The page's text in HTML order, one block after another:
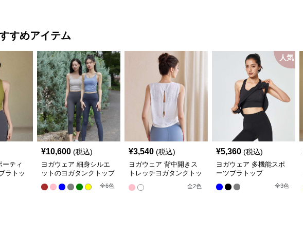
すめアイテム
ーティ
ラトッ
¥10,600 (税込)
ヨガウェア 細身シルエ
ットのヨガタンクトップ
全6色
¥3,540 (税込)
ヨガウェア 背中開きス
トレッチヨガタンクトッ
全2色
人気
¥5,360 (税込)
ヨガウェア 多機能スポ
ーツブラトップ
全3色